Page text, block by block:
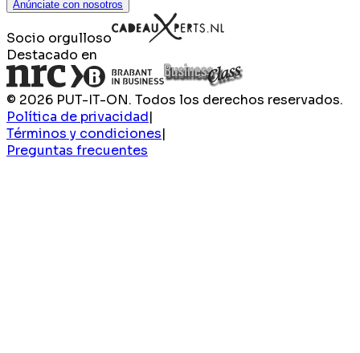
Anúnciate con nosotros
Socio orgulloso
Destacado en
© 2026 PUT-IT-ON. Todos los derechos reservados.
Política de privacidad|
Términos y condiciones|
Preguntas frecuentes